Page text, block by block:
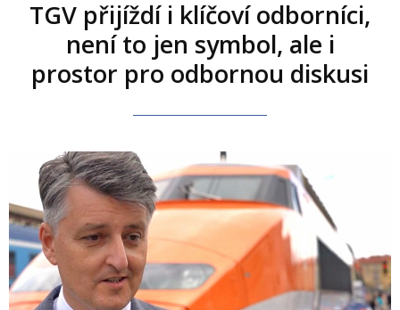
TGV přijíždí i klíčoví odborníci,
není to jen symbol, ale i
prostor pro odbornou diskusi